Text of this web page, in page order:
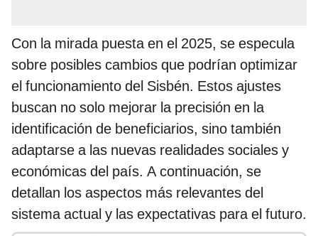
Con la mirada puesta en el 2025, se especula
sobre posibles cambios que podrían optimizar
el funcionamiento del Sisbén. Estos ajustes
buscan no solo mejorar la precisión en la
identificación de beneficiarios, sino también
adaptarse a las nuevas realidades sociales y
económicas del país. A continuación, se
detallan los aspectos más relevantes del
sistema actual y las expectativas para el futuro.